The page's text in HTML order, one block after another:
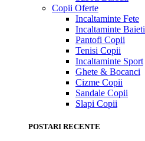
Copii Oferte
Incaltaminte Fete
Incaltaminte Baieti
Pantofi Copii
Tenisi Copii
Incaltaminte Sport
Ghete & Bocanci
Cizme Copii
Sandale Copii
Slapi Copii
POSTARI RECENTE